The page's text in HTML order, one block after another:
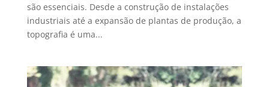
são essenciais. Desde a construção de instalações
industriais até a expansão de plantas de produção, a
topografia é uma...